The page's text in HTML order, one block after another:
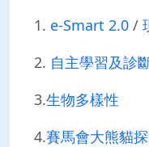
1. e-Smart 2.0 /
2. 自主學習及診
3.生物多樣性
4.賽馬會大熊貓